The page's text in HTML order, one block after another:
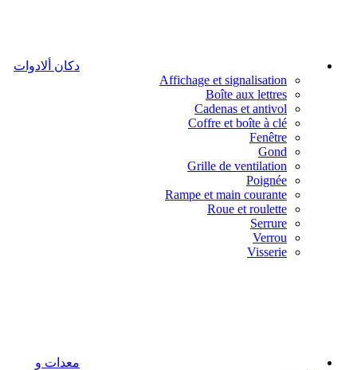
دكان ألادوات
Affichage et signalisation
Boîte aux lettres
Cadenas et antivol
Coffre et boîte à clé
Fenêtre
Gond
Grille de ventilation
Poignée
Rampe et main courante
Roue et roulette
Serrure
Verrou
Visserie
معدات و